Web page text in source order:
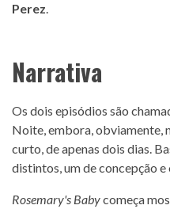
Perez.
Narrativa
Os dois episódios são
Noite, embora, obviamente,
curto, de apenas dois dias.
distintos, um de concepção
Rosemary's Babycomeça